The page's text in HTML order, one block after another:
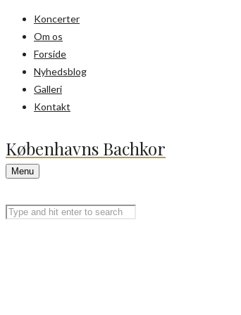
Koncerter
Om os
Forside
Nyhedsblog
Galleri
Kontakt
Københavns Bachkor
Menu